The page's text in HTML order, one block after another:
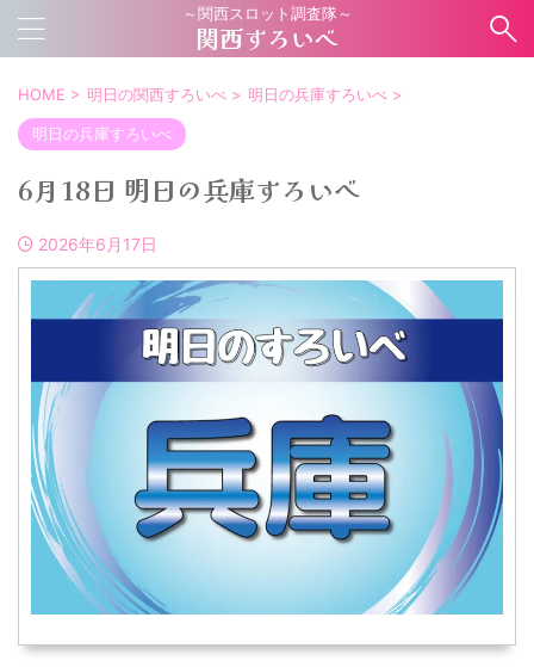
～関西スロット調査隊～
関西すろいべ
HOME > 明日の関西すろいべ > 明日の兵庫すろいべ >
明日の兵庫すろいべ
6月18日 明日の兵庫すろいべ
2026年6月17日